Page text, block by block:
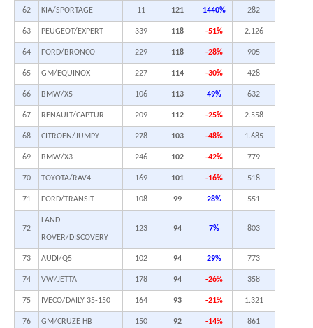
62 KIA/SPORTAGE 11 121 1440% 282
63 PEUGEOT/EXPERT 339 118 -51% 2.126
64 FORD/BRONCO 229 118 -28% 905
65 GM/EQUINOX 227 114 -30% 428
66 BMW/X5 106 113 49% 632
67 RENAULT/CAPTUR 209 112 -25% 2.558
68 CITROEN/JUMPY 278 103 -48% 1.685
69 BMW/X3 246 102 -42% 779
70 TOYOTA/RAV4 169 101 -16% 518
71 FORD/TRANSIT 108 99 28% 551
72
LAND
ROVER/DISCOVERY
123 94 7% 803
73 AUDI/Q5 102 94 29% 773
74 VW/JETTA 178 94 -26% 358
75 IVECO/DAILY 35-150 164 93 -21% 1.321
76 GM/CRUZE HB 150 92 -14% 861